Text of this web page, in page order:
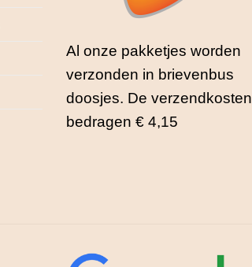
Al onze pakketjes worden
verzonden in brievenbus
doosjes. De verzendkosten
bedragen € 4,15